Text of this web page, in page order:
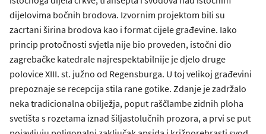
dijelovima bočnih brodova. Izvornim projektom bili su
zacrtani širina brodova kao i format cijele građevine. Iako
princip protočnosti svjetla nije bio proveden, istočni dio
zagrebačke katedrale najrespektabilnije je djelo druge
polovice XIII. st. južno od Regensburga. U toj velikoj građevini
prepoznaje se recepcija stila rane gotike. Zdanje je zadržalo
neka tradicionalna obilježja, poput raščlambe zidnih ploha
svetišta s rozetama iznad šiljastolučnih prozora, a prvi se put